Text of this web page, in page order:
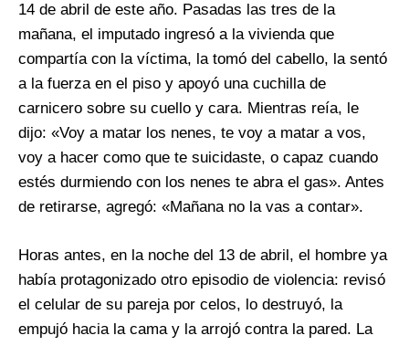
14 de abril de este año. Pasadas las tres de la
mañana, el imputado ingresó a la vivienda que
compartía con la víctima, la tomó del cabello, la sentó
a la fuerza en el piso y apoyó una cuchilla de
carnicero sobre su cuello y cara. Mientras reía, le
dijo: «Voy a matar los nenes, te voy a matar a vos,
voy a hacer como que te suicidaste, o capaz cuando
estés durmiendo con los nenes te abra el gas». Antes
de retirarse, agregó: «Mañana no la vas a contar».
Horas antes, en la noche del 13 de abril, el hombre ya
había protagonizado otro episodio de violencia: revisó
el celular de su pareja por celos, lo destruyó, la
empujó hacia la cama y la arrojó contra la pared. La